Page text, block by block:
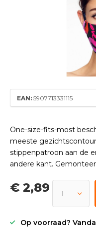
EAN: 5907713331115
One-size-fits-most
meeste
stippenpatroon aan de
andere kant.
€ 2,89
Op voorraad?